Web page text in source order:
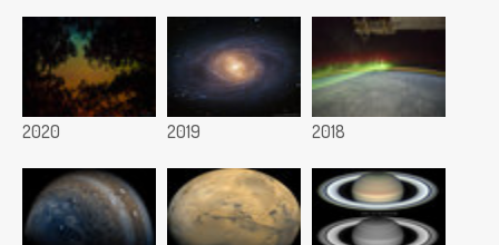
2020 2019 2018